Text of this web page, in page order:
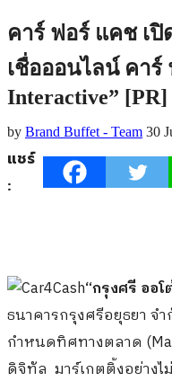
คาร์ ฟอร์ แคช เ
เชื่อออนไลน์ คา
Interactive” [PR]
by Brand Buffet - Team 30
แชร์
:
“กรุงศรี ออโ
ธนาคารกรุงศรีอยุธยา
กำหนดทิศทางตลาด
ดิจิทัล มาร์เกตติ้งอย่าง